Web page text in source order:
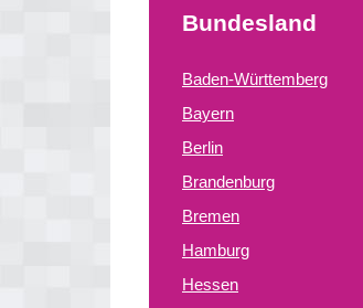
Bundesland
Baden-Württemberg
Bayern
Berlin
Brandenburg
Bremen
Hamburg
Hessen